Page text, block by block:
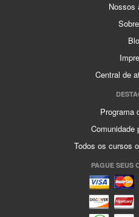
Nossos
Central de
Programa
Comunidade
Todos os cursos
PAGUE SEUS